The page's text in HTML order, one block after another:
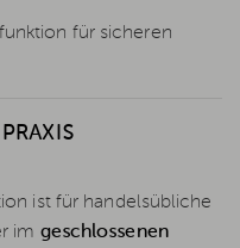
für sicheren
ist für handelsübliche
im geschlossenen